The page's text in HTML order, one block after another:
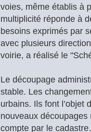
voies, même établis à
multiplicité réponde à
besoins exprimés par
avec plusieurs
voirie, a réalisé le
Le découpage
stable. Les
urbains. Ils font l’objet
nouveaux
compte par le